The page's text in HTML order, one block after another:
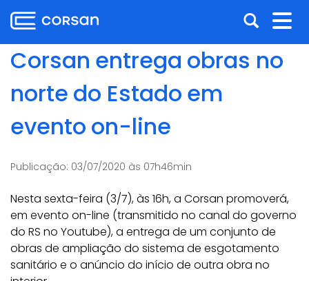
para
o
conteúdo
para
menu
para
o
conteúdo
Abrir
a
busca
Corsan entrega obras no
norte do Estado em
evento on-line
Publicação: 03/07/2020 às 07h46min
Nesta sexta-feira (3/7), às 16h, a Corsan promoverá,
em evento on-line (transmitido no canal do governo
do RS no Youtube), a entrega de um conjunto de
obras de ampliação do sistema de esgotamento
sanitário e o anúncio do início de outra obra no